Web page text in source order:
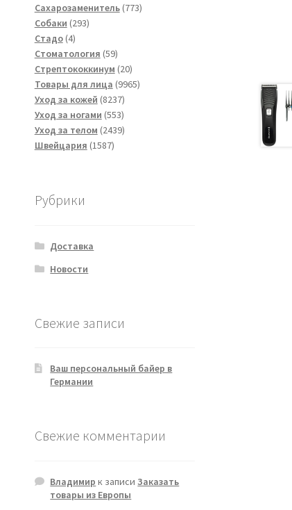
товаров
Сахарозаменитель 773773
Собаки 293293
Стадо 44
товара
Стоматология 5959
товаров
Стрептококкинум 2020
товаров
Товары для лица 99659965
Уход за кожей 82378237
товаров
Уход за ногами 553553
товара
Уход за телом 24392439
Швейцария 15871587
Рубрики
Доставка
Новости
Свежие записи
Ваш персональный байер в
Германии
Свежие комментарии
Владимир к записиЗаказать
товары из Европы